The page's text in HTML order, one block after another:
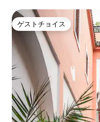
ゲストチョイス
ゲストチョイス